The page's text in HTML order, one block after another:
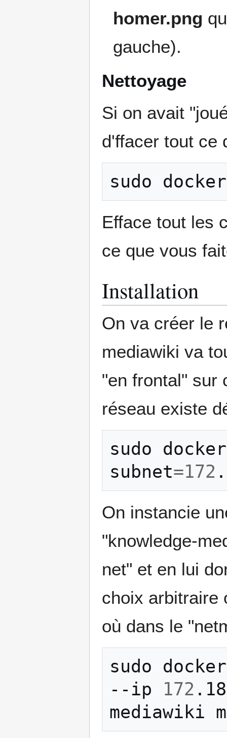
homer.png
gauche).
Nettoyage
Si on avait
d'ffacer tout ce
sudo docker
Efface tout les
ce que vous
Installation
On va créer le
mediawiki va
"en frontal" sur
réseau existe
sudo
docker
subnet=172
On instancie
"knowledge-
net" et en lui
choix arbitraire
où dans le
sudo
docker
--ip
172
mediawiki